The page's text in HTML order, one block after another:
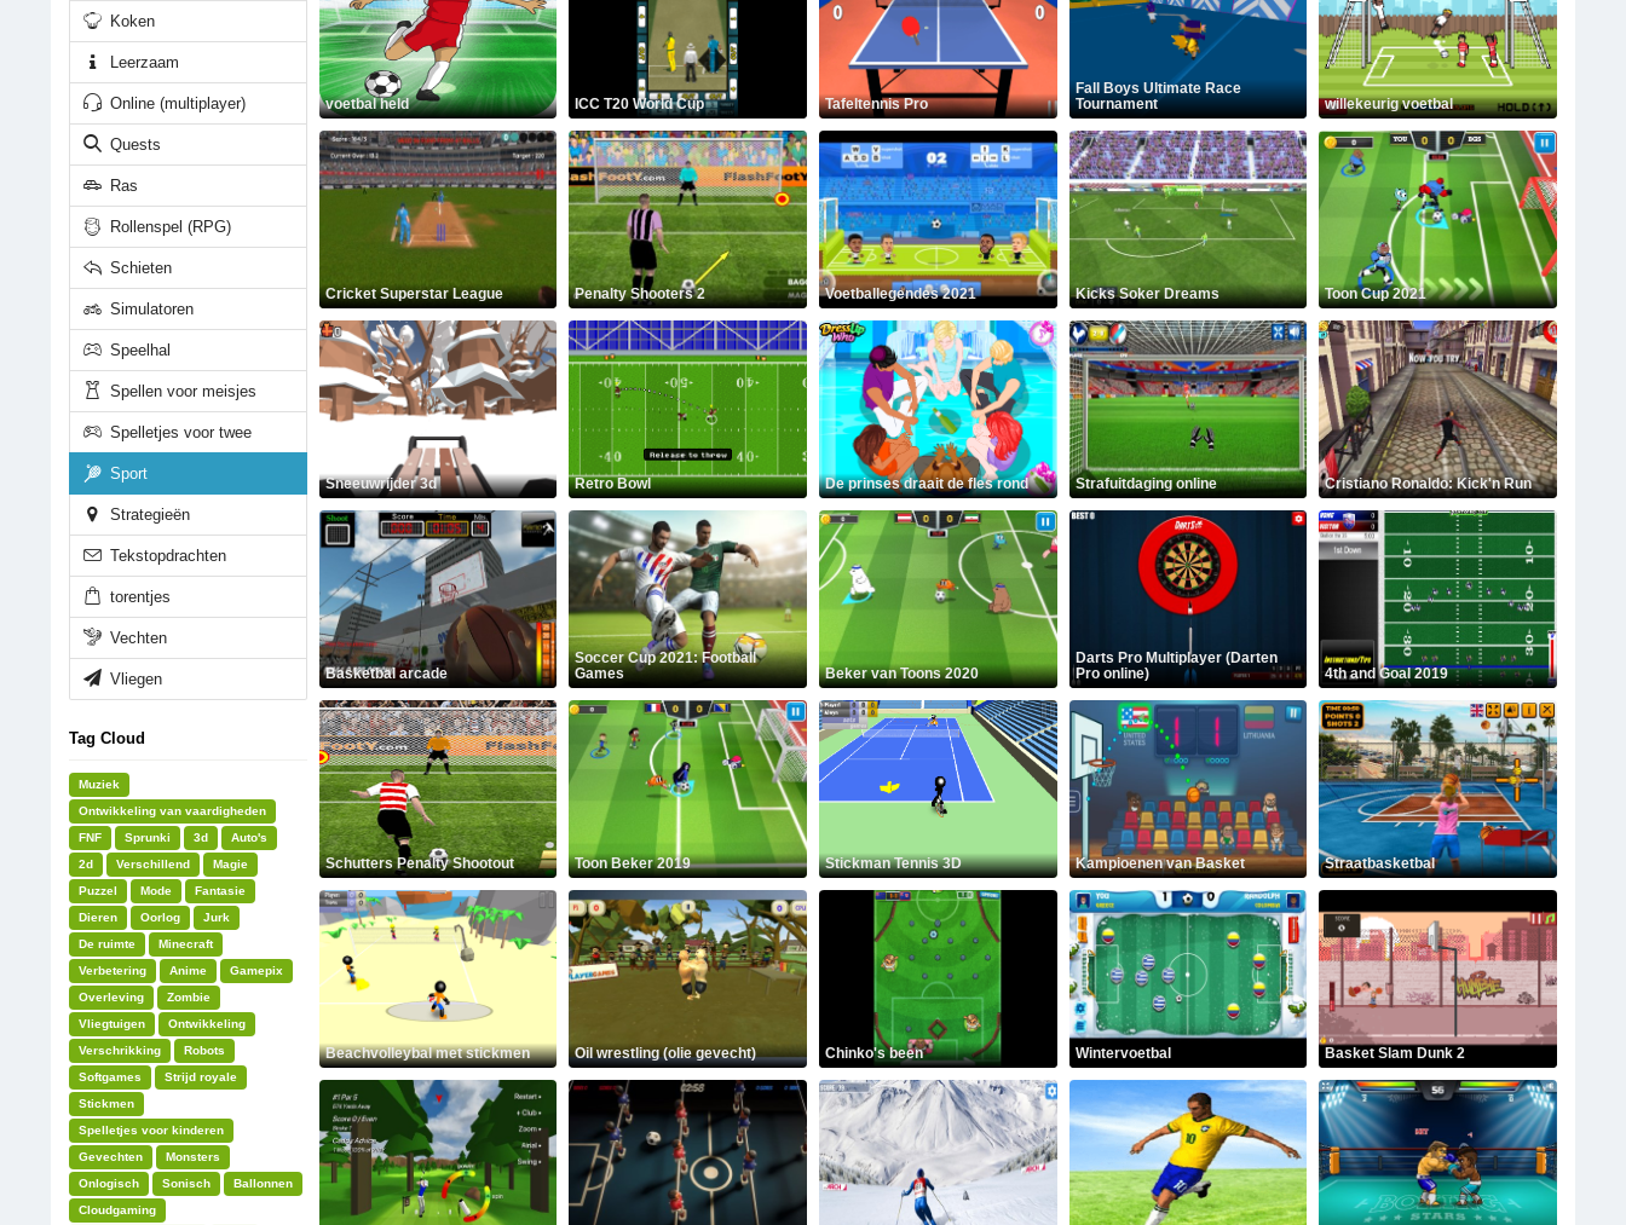
Koken
Leerzaam
Online (multiplayer)
Quests
Ras
Rollenspel (RPG)
Schieten
Simulatoren
Speelhal
Spellen voor meisjes
Spelletjes voor twee
Sport
Strategieën
Tekstopdrachten
torentjes
Vechten
Vliegen
Tag Cloud
Muziek
Ontwikkeling van vaardigheden
FNF
Sprunki 3d
Auto's
2d
Verschillend
Magie
Puzzel
Mode
Fantasie
Dieren
Oorlog
Jurk
De ruimte
Minecraft
Verbetering
Anime
Gamepix
Overleving
Zombie
Vliegtuigen
Ontwikkeling
Verschrikking
Robots
Softgames
Strijd royale
Stickmen
Spelletjes voor kinderen
Gevechten
Monsters
Onlogisch
Sonisch
Ballonnen
Cloudgaming
voetbal held ICC T20 World Cup Tafeltennis Pro
Fall Boys Ultimate Race
Tournament
willekeurig voetbal
Cricket Superstar League Penalty Shooters 2 Voetballegendes 2021 Kicks Soker Dreams Toon Cup 2021
Sneeuwrijder 3d Retro Bowl De prinses draait de fles rond Strafuitdaging online Cristiano Ronaldo: Kick'n Run
Basketbal arcade
Soccer Cup 2021: Football
Games
Beker van Toons 2020
Darts Pro Multiplayer (Darten
Pro online)
4th and Goal 2019
Schutters Penalty Shootout Toon Beker 2019 Stickman Tennis 3D Kampioenen van Basket Straatbasketbal
Beachvolleybal met stickmen Oil wrestling (olie gevecht) Chinko's been Wintervoetbal Basket Slam Dunk 2